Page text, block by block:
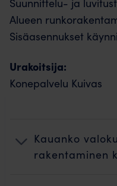
Suunnittelu- ja
Alueen
Sisäasennukset
Urakoitsija:
Konepalvelu Kuivas
Kauanko
rakentaminen